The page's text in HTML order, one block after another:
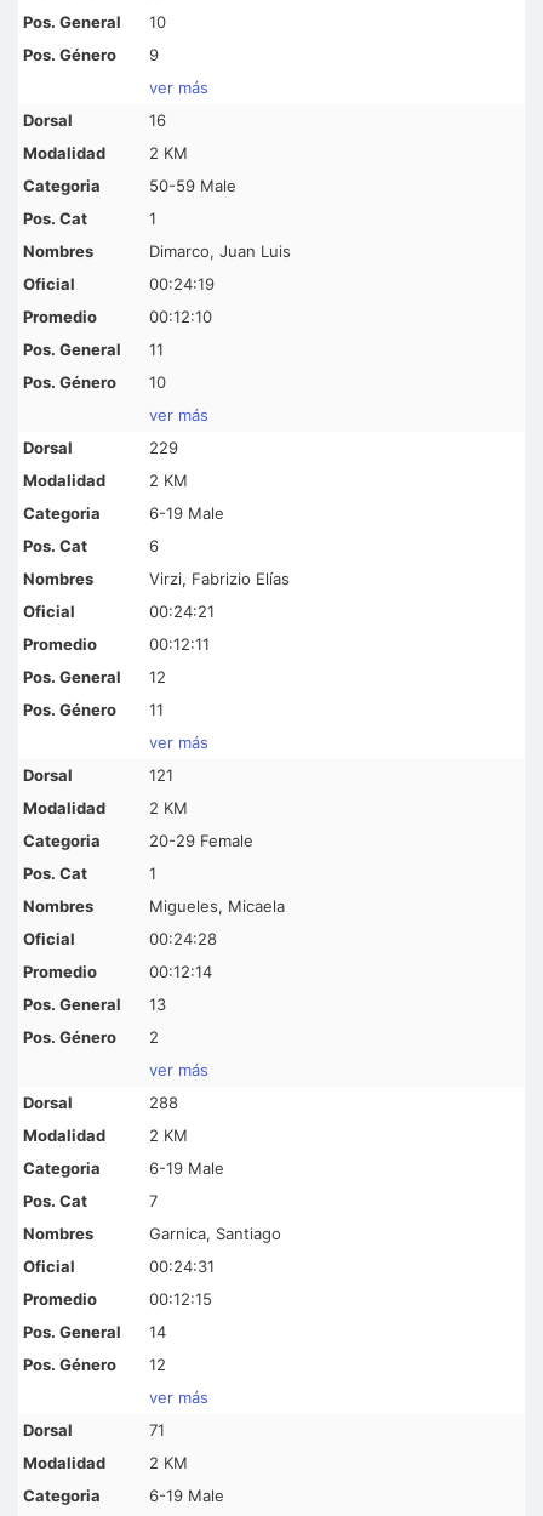
10
9
ver más
16
2 KM
50-59 Male
1
Dimarco, Juan Luis
00:24:19
00:12:10
11
10
ver más
229
2 KM
6-19 Male
6
Virzi, Fabrizio Elías
00:24:21
00:12:11
12
11
ver más
121
2 KM
20-29 Female
1
Migueles, Micaela
00:24:28
00:12:14
13
2
ver más
288
2 KM
6-19 Male
7
Garnica, Santiago
00:24:31
00:12:15
14
12
ver más
71
2 KM
6-19 Male